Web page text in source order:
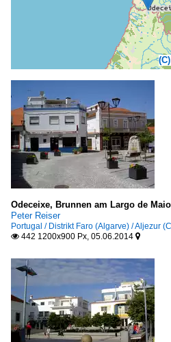
Odeceixe, Brunnen am Largo de Maio
Peter Reiser
Portugal / Distrikt Faro (Algarve) / Aljezur
 442 1200x900 Px, 05.06.2014 